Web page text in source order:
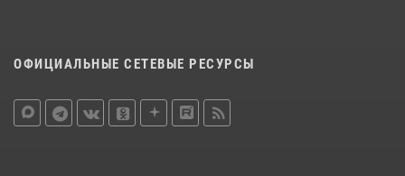
ОФИЦИАЛЬНЫЕ СЕТЕВЫЕ РЕСУРСЫ